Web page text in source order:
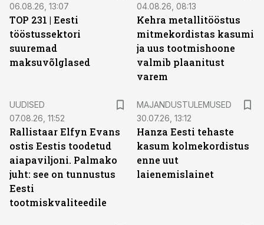
06.08.26, 13:07
TOP 231 | Eesti
tööstussektori
suuremad
maksuvõlglased
04.08.26, 08:13
Kehra metallitööstus
mitmekordistas kasumi
ja uus tootmishoone
valmib plaanitust
varem
UUDISED
07.08.26, 11:52
Rallistaar Elfyn Evans
ostis Eestis toodetud
aiapaviljoni. Palmako
juht: see on tunnustus
Eesti
tootmiskvaliteedile
MAJANDUSTULEMUSED
30.07.26, 13:12
Hanza Eesti tehaste
kasum kolmekordistus
enne uut
laienemislainet